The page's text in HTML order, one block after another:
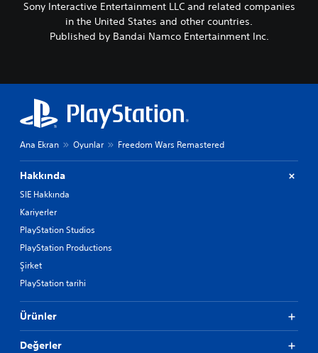
Sony Interactive Entertainment LLC and related companies
in the United States and other countries.
Published by Bandai Namco Entertainment Inc.
Ana Ekran Oyunlar Freedom Wars Remastered
Hakkında
SIE Hakkında
Kariyerler
PlayStation Studios
PlayStation Productions
Şirket
PlayStation tarihi
Ürünler
Değerler